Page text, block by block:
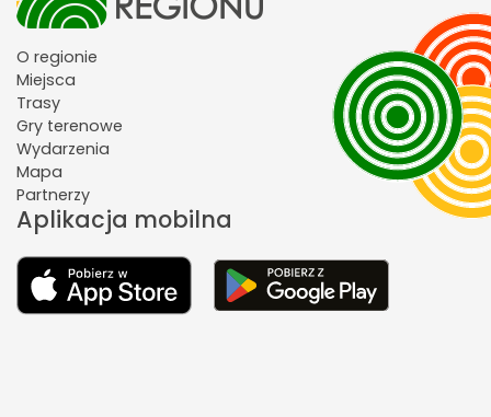
O regionie
Miejsca
Trasy
Gry terenowe
Wydarzenia
Mapa
Partnerzy
Aplikacja mobilna